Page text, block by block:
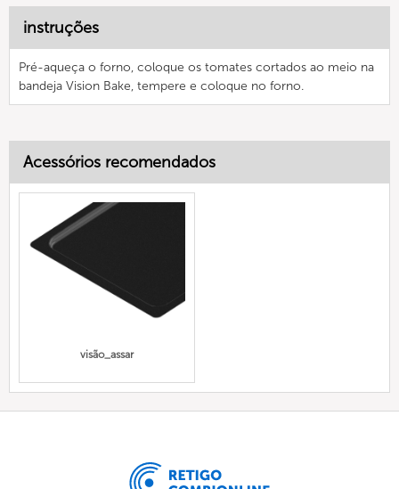
instruções
Pré-aqueça o forno, coloque os tomates cortados ao meio na
bandeja Vision Bake, tempere e coloque no forno.
Acessórios recomendados
visão_assar